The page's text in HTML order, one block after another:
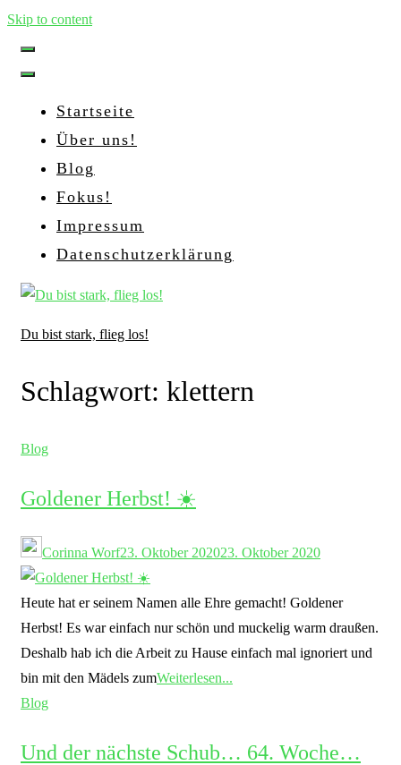
Skip to content
Startseite
Über uns!
Blog
Fokus!
Impressum
Datenschutzerklärung
Du bist stark, flieg los!
Schlagwort: klettern
Blog
Goldener Herbst! ☀️
Corinna Worf23. Oktober 202023. Oktober 2020
Heute hat er seinem Namen alle Ehre gemacht! Goldener
Herbst! Es war einfach nur schön und muckelig warm draußen.
Deshalb hab ich die Arbeit zu Hause einfach mal ignoriert und
bin mit den Mädels zumWeiterlesen...
Blog
Und der nächste Schub… 64. Woche…